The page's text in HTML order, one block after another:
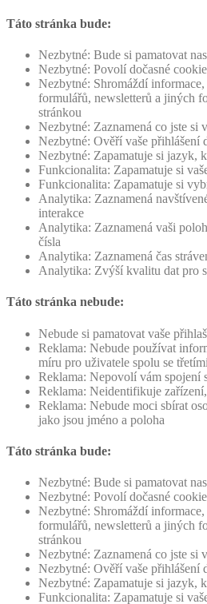
Táto stránka bude:
Nezbytné: Bude si pamatovat
Nezbytné: Povolí dočasné
Nezbytné: Shromáždí
formulářů, newsletterů a jiných
stránkou
Nezbytné: Zaznamená co jste
Nezbytné: Ověří vaše přihlášení
Nezbytné: Zapamatuje si jazyk,
Funkcionalita: Zapamatuje si
Funkcionalita: Zapamatuje si
Analytika: Zaznamená
interakce
Analytika: Zaznamená vaši
čísla
Analytika: Zaznamená čas
Analytika: Zvýší kvalitu dat pro
Táto stránka nebude:
Nebude si pamatovat vaše
Reklama: Nebude používat
míru pro uživatele spolu se
Reklama: Nepovolí vám spojení
Reklama: Neidentifikuje
Reklama: Nebude moci sbírat
jako jsou jméno a poloha
Táto stránka bude:
Nezbytné: Bude si pamatovat
Nezbytné: Povolí dočasné
Nezbytné: Shromáždí
formulářů, newsletterů a jiných
stránkou
Nezbytné: Zaznamená co jste
Nezbytné: Ověří vaše přihlášení
Nezbytné: Zapamatuje si jazyk,
Funkcionalita: Zapamatuje si